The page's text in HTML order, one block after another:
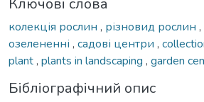
колекція рослин , різновид рослин ,
озелененні , садові центри ,
plant, plants in landscaping , garden
Бібліографічний опис